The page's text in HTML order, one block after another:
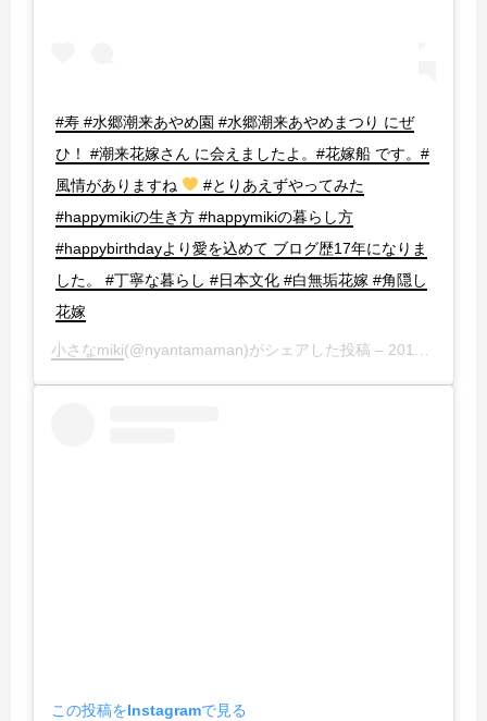
#寿 #水郷潮来あやめ園 #水郷潮来あやめまつり にぜ
ひ！ #潮来花嫁さん に会えましたよ。#花嫁船 です。#
風情がありますね
#とりあえずやってみた
#happymikiの生き方 #happymikiの暮らし方
#happybirthdayより愛を込めて ブログ歴17年になりま
した。 #丁寧な暮らし #日本文化 #白無垢花嫁 #角隠し
花嫁
小さなmiki(@nyantamaman)がシェアした投稿 – 2019年 6月月5日午後9時48分PDT
この投稿をInstagramで見る